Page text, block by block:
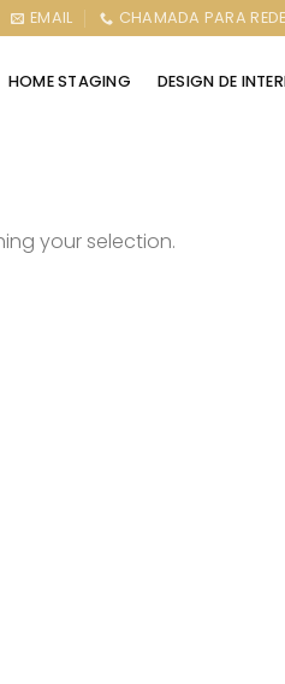
EMAIL CHAMADA PARA
HOME STAGING DESIGN DE
your selection.